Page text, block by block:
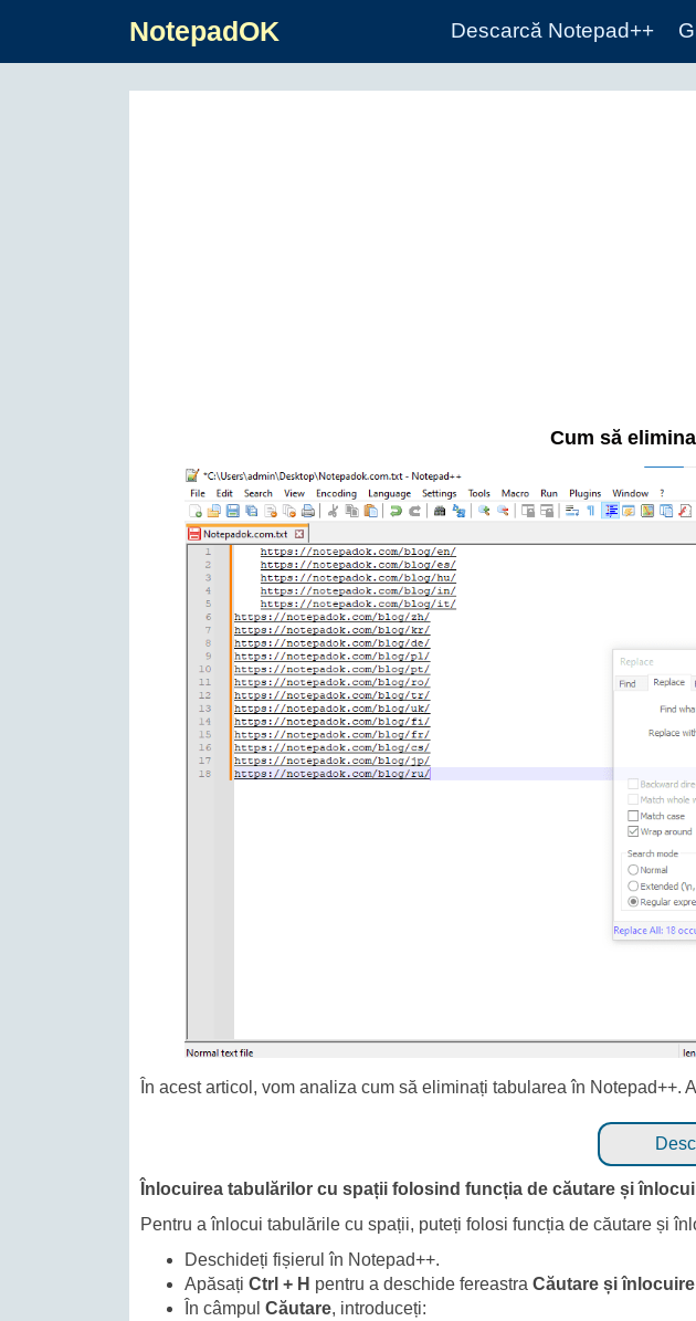
NotepadOK Descarcă Notepad++
Cum să
În acest articol, vom analiza cum să eliminați tabularea în Notepad++.
Înlocuirea tabulărilor cu spații folosind funcția de căutare și
Pentru a înlocui tabulările cu spații, puteți folosi funcția de căutare și
Deschideți fișierul în Notepad++.
Apăsați Ctrl + H pentru a deschide fereastra Căutare și înlocuire
În câmpul Căutare, introduceți: